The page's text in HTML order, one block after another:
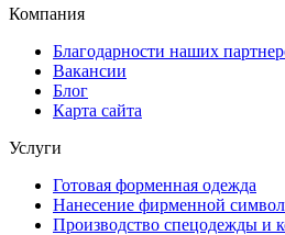
Компания
Благодарности наших
Вакансии
Блог
Карта сайта
Услуги
Готовая форменная одежда
Нанесение фирменной
Производство спецодежды и